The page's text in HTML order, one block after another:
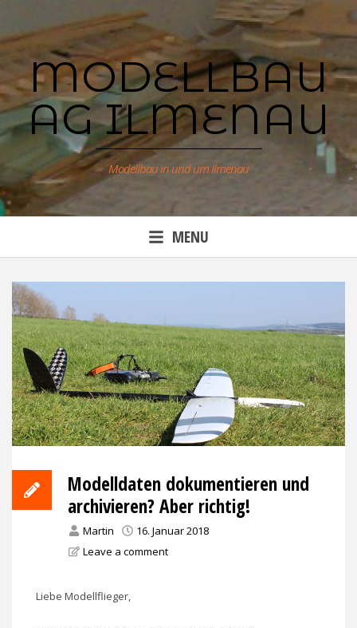
contentMODELLBAU
AG ILMENAU
Modellbau in und um Ilmenau
MENU
Modelldaten dokumentieren und
archivieren? Aber richtig!
Martin
16. Januar 2018
Leave a comment
Liebe Modellflieger,